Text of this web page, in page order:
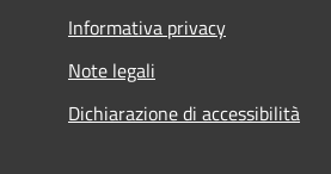
Informativa privacy
Note legali
Dichiarazione di accessibilità